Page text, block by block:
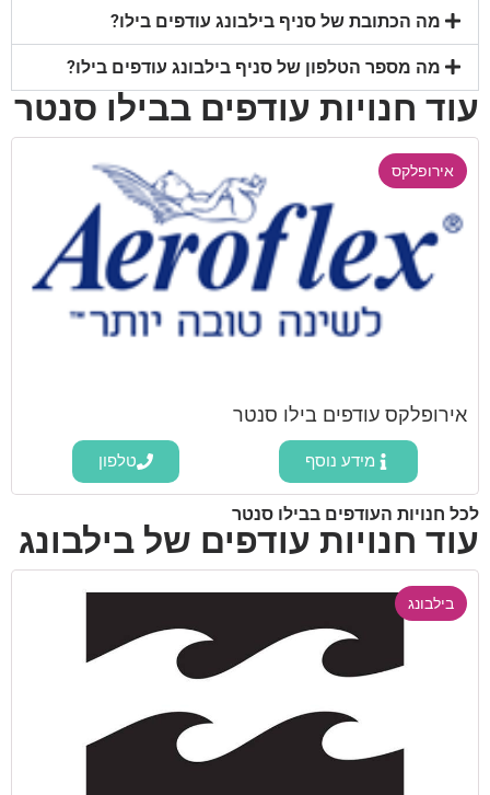
מה הכתובת של סניף בילבונג עודפים בילו?
מה מספר הטלפון של סניף בילבונג עודפים בילו?
עוד חנויות עודפים בבילו סנטר
אירופלקס
אירופלקס עודפים בילו סנטר
מידע נוסף טלפון
לכל חנויות העודפים בבילו סנטר
עוד חנויות עודפים של בילבונג
בילבונג